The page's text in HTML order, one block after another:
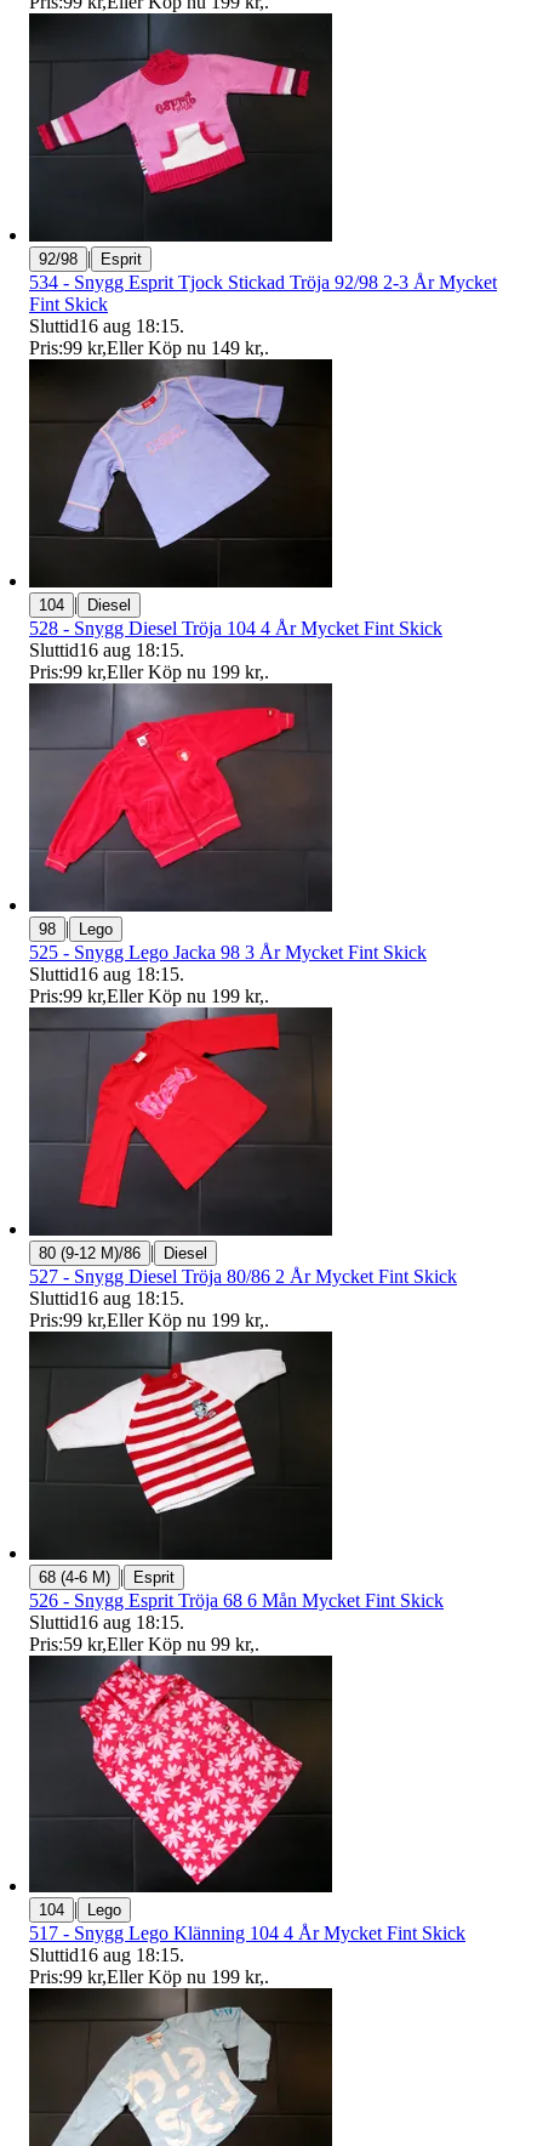
92/98 | Esprit
534 - Snygg Esprit Tjock Stickad Tröja 92/98 2-3 År Mycket
Fint Skick
Sluttid16 aug 18:15.
Pris:99 kr,Eller Köp nu 149 kr,.
104 | Diesel
528 - Snygg Diesel Tröja 104 4 År Mycket Fint Skick
Sluttid16 aug 18:15.
Pris:99 kr,Eller Köp nu 199 kr,.
98 | Lego
525 - Snygg Lego Jacka 98 3 År Mycket Fint Skick
Sluttid16 aug 18:15.
Pris:99 kr,Eller Köp nu 199 kr,.
80 (9-12 M)/86 | Diesel
527 - Snygg Diesel Tröja 80/86 2 År Mycket Fint Skick
Sluttid16 aug 18:15.
Pris:99 kr,Eller Köp nu 199 kr,.
68 (4-6 M) | Esprit
526 - Snygg Esprit Tröja 68 6 Mån Mycket Fint Skick
Sluttid16 aug 18:15.
Pris:59 kr,Eller Köp nu 99 kr,.
104 | Lego
517 - Snygg Lego Klänning 104 4 År Mycket Fint Skick
Sluttid16 aug 18:15.
Pris:99 kr,Eller Köp nu 199 kr,.